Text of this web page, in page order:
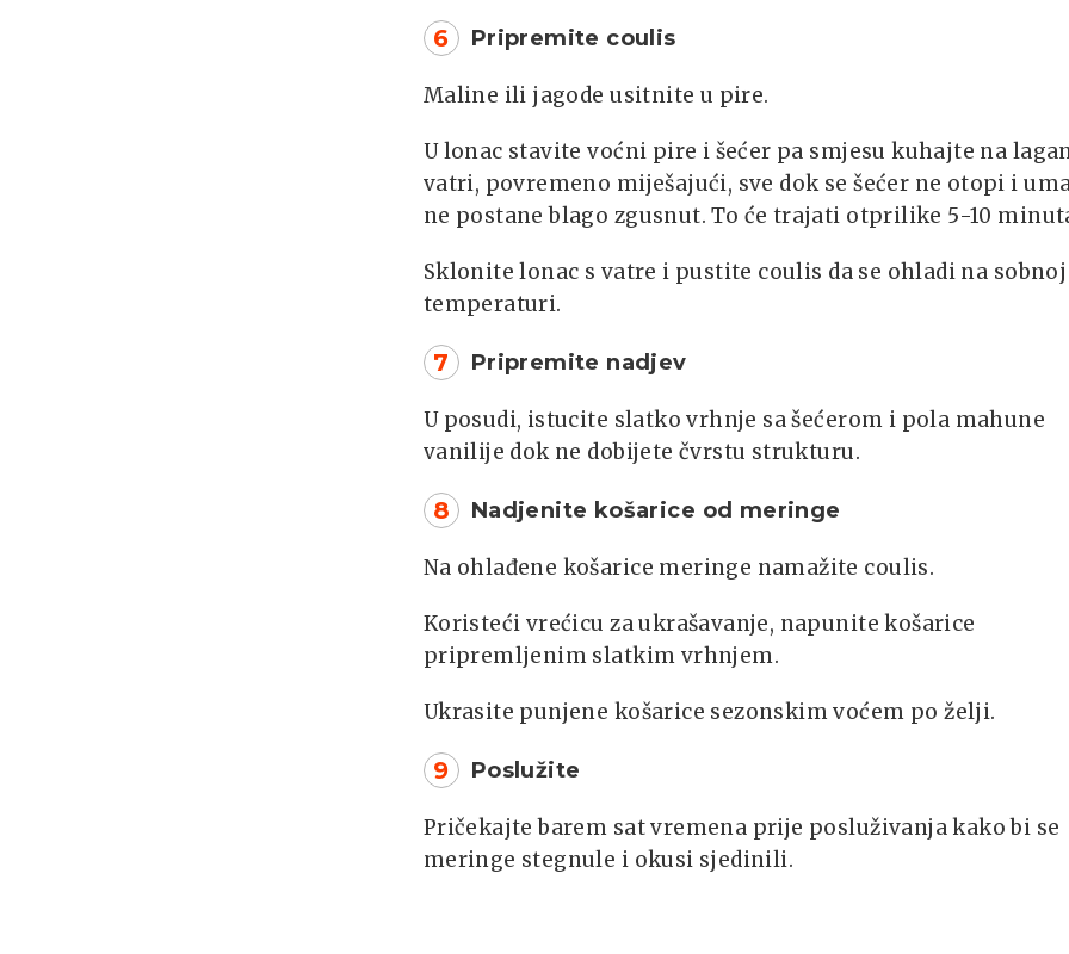
6 Pripremite coulis
Maline ili jagode usitnite u pire.
U lonac stavite voćni pire i šećer pa smjesu kuhajte na
vatri, povremeno miješajući, sve dok se šećer ne otopi i
ne postane blago zgusnut. To će trajati otprilike 5-10
Sklonite lonac s vatre i pustite coulis da se ohladi na sobnoj
temperaturi.
7 Pripremite nadjev
U posudi, istucite slatko vrhnje sa šećerom i pola mahune
vanilije dok ne dobijete čvrstu strukturu.
8 Nadjenite košarice od meringe
Na ohlađene košarice meringe namažite coulis.
Koristeći vrećicu za ukrašavanje, napunite košarice
pripremljenim slatkim vrhnjem.
Ukrasite punjene košarice sezonskim voćem po želji.
9 Poslužite
Pričekajte barem sat vremena prije posluživanja kako bi se
meringe stegnule i okusi sjedinili.